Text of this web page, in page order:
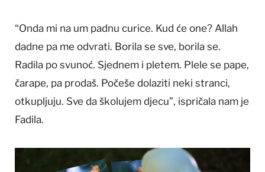
“Onda mi na um padnu curice. Kud će one? Allah
dadne pa me odvrati. Borila se sve, borila se.
Radila po svunoć. Sjednem i pletem. Plele se pape,
čarape, pa prodaš. Počeše dolaziti neki stranci,
otkupljuju. Sve da školujem djecu”, ispričala nam je
Fadila.